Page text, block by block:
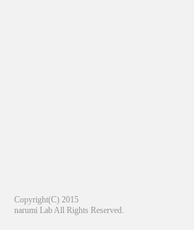
Copyright(C) 2015
narumi Lab All Rights Reserved.